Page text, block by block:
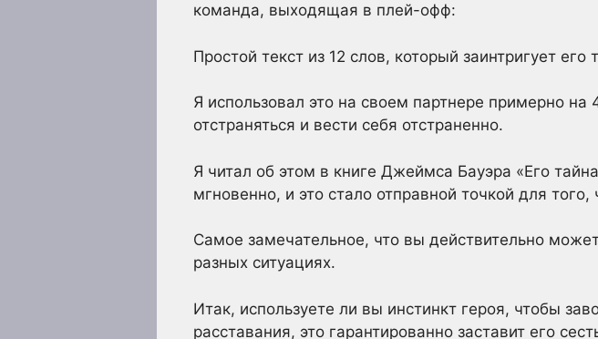
команда, выходящая в плей-офф:
Простой текст из 12 слов, который заинтригует
Я использовал это на своем партнере примерно
отстраняться и вести себя отстраненно.
Я читал об этом в книге Джеймса Бауэра «Его
мгновенно, и это стало отправной точкой для
Самое замечательное, что вы действительно
разных ситуациях.
Итак, используете ли вы инстинкт героя, чтобы
расставания, это гарантированно заставит его